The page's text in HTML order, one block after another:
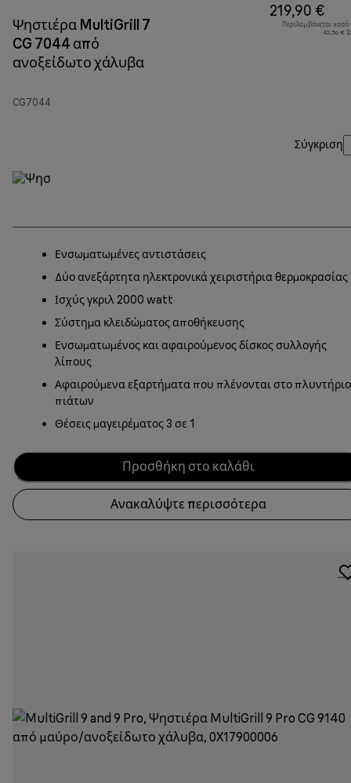
Ψηστιέρα MultiGrill 7
CG 7044 από
ανοξείδωτο χάλυβα
CG7044
219,90 €
Περιλαμβάνεται
42,56 €
Σύγκριση
Ενσωματωμένες αντιστάσεις
Δύο ανεξάρτητα ηλεκτρονικά χειριστήρια θερμοκρασίας
Ισχύς γκριλ 2000 watt
Σύστημα κλειδώματος αποθήκευσης
Ενσωματωμένος και αφαιρούμενος δίσκος συλλογής
λίπους
Αφαιρούμενα εξαρτήματα που πλένονται στο πλυντήριο
πιάτων
Θέσεις μαγειρέματος 3 σε 1
Προσθήκη στο καλάθι
Ανακαλύψτε περισσότερα